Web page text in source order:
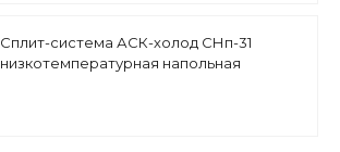
Сплит-система АСК-холод СНп-31
низкотемпературная напольная